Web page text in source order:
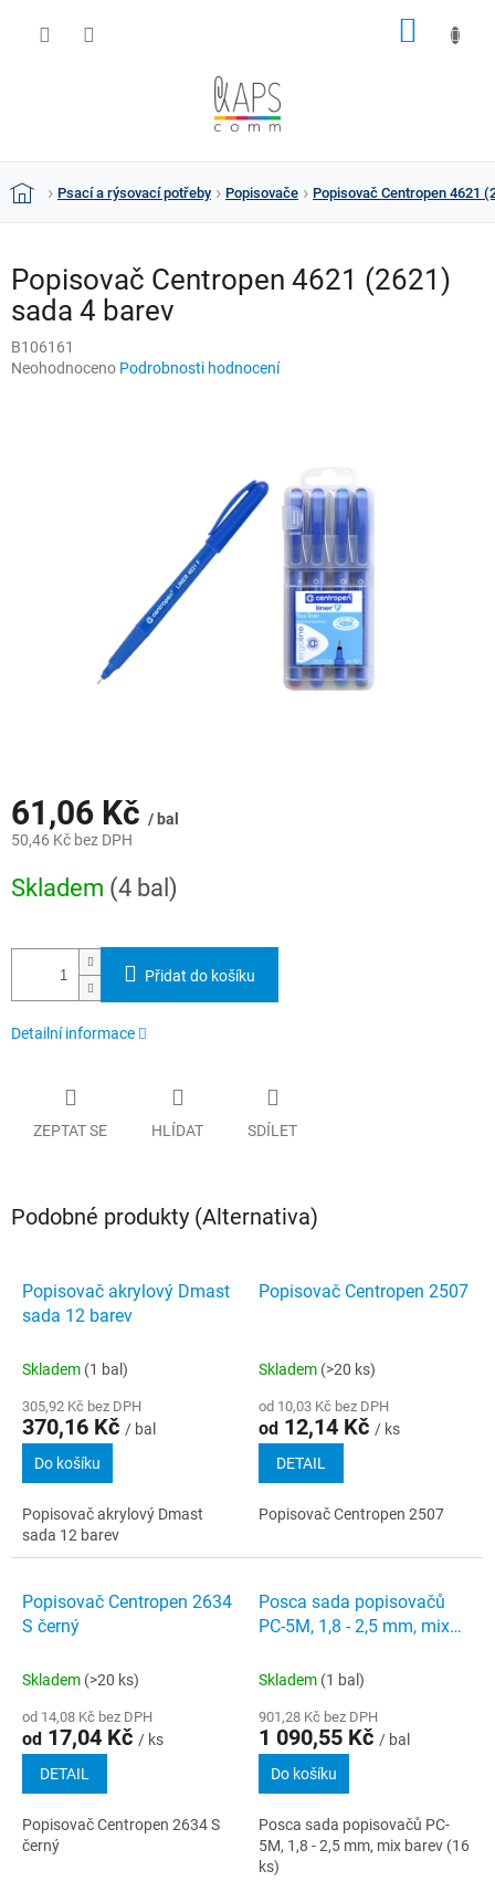
DomůPsací a rýsovací potřeby Popisovače Popisovač Centropen 4621
Popisovač Centropen 4621 (2621)
sada 4 barev
B106161
Průměrné
Neohodnoceno Podrobnosti hodnocení
61,06 Kč / bal
50,46 Kč bez DPH
cena:
Skladem (4 bal)
Přidat do košíku
Detailní informace
ZEPTAT SE HLÍDAT SDÍLET
Podobné produkty (Alternativa)
Popisovač akrylový Dmast
sada 12 barev
Skladem (1 bal)
305,92 Kč bez DPH
370,16 Kč / bal
Do košíku
Popisovač akrylový Dmast
sada 12 barev
Popisovač Centropen 2507
Skladem (>20 ks)
od 10,03 Kč bez DPH
od 12,14 Kč / ks
DETAIL
Popisovač Centropen 2507
Popisovač Centropen 2634
S černý
Skladem (>20 ks)
od 14,08 Kč bez DPH
od 17,04 Kč / ks
DETAIL
Popisovač Centropen 2634 S
černý
Posca sada popisovačů
PC-5M, 1,8 - 2,5 mm, mix
Skladem (1 bal)
901,28 Kč bez DPH
1 090,55 Kč / bal
Do košíku
Posca sada popisovačů PC-
5M, 1,8 - 2,5 mm, mix barev (16
ks)